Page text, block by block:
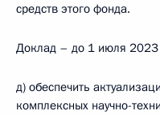
средств этого фонда.
Доклад – до 1 июля 2023
д) обеспечить
комплексных научно-